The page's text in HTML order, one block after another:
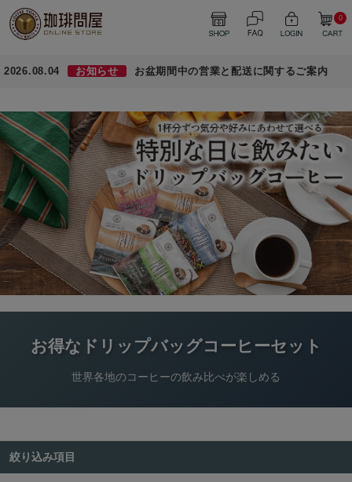
0
2026.08.04 お知らせ お盆期間中の営業と配送に関するご案内
お得なドリップバッグコーヒーセット
世界各地のコーヒーの飲み比べが楽しめる
絞り込み項目